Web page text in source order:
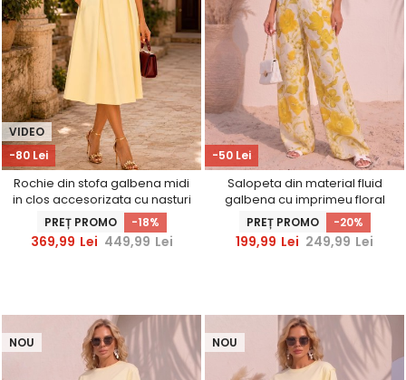
-80 Lei
VIDEO
Rochie din stofa galbena midi
in clos accesorizata cu nasturi
decorativi aurii - StarShinerS
PREȚ PROMO -18%
369,99 Lei 449,99 Lei
-50 Lei
Salopeta din material fluid
galbena cu imprimeu floral
PREȚ PROMO -20%
199,99 Lei 249,99 Lei
NOU NOU